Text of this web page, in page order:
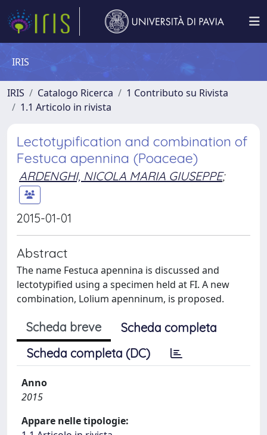
IRIS
IRIS Catalogo Ricerca
1 Contributo su Rivista
1.1 Articolo in rivista
Lectotypification and combination of
Festuca apennina (Poaceae)
ARDENGHI, NICOLA MARIA GIUSEPPE;
2015-01-01
Abstract
The name Festuca apennina is discussed and
lectotypified using a specimen held at FI. A new
combination, Lolium apenninum, is proposed.
Scheda breve
Scheda completa
Scheda completa (DC)
Anno
2015
Appare nelle tipologie: